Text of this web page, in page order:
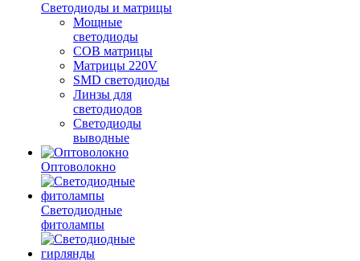
Светодиоды и матрицы
Мощные
светодиоды
COB матрицы
Матрицы 220V
SMD светодиоды
Линзы для
светодиодов
Светодиоды
выводные
Оптоволокно
Светодиодные
фитолампы